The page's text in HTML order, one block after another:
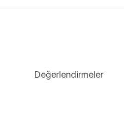
Değerlendirmeler